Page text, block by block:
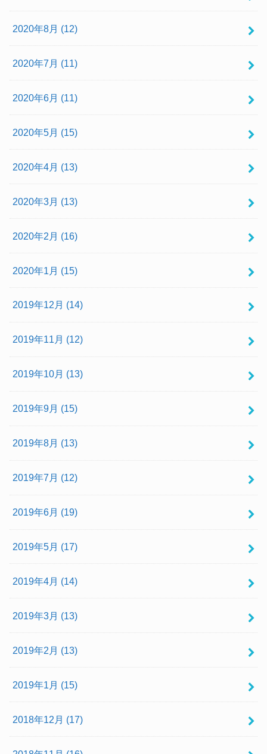
2020年8月 (12)
2020年7月 (11)
2020年6月 (11)
2020年5月 (15)
2020年4月 (13)
2020年3月 (13)
2020年2月 (16)
2020年1月 (15)
2019年12月 (14)
2019年11月 (12)
2019年10月 (13)
2019年9月 (15)
2019年8月 (13)
2019年7月 (12)
2019年6月 (19)
2019年5月 (17)
2019年4月 (14)
2019年3月 (13)
2019年2月 (13)
2019年1月 (15)
2018年12月 (17)